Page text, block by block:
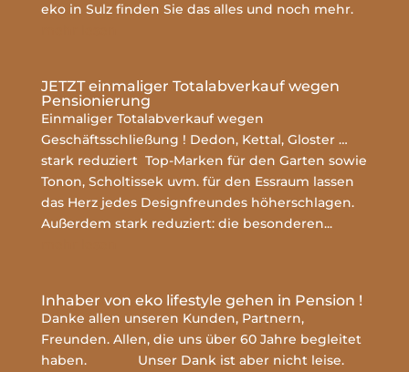
eko in Sulz finden Sie das alles und noch mehr.
JETZT einmaliger Totalabverkauf wegen
Pensionierung
Einmaliger Totalabverkauf wegen
Geschäftsschließung ! Dedon, Kettal, Gloster …
stark reduziert Top-Marken für den Garten sowie
Tonon, Scholtissek uvm. für den Essraum lassen
das Herz jedes Designfreundes höherschlagen.
Außerdem stark reduziert: die besonderen...
Inhaber von eko lifestyle gehen in Pension !
Danke allen unseren Kunden, Partnern,
Freunden. Allen, die uns über 60 Jahre begleitet
haben. Unser Dank ist aber nicht leise.